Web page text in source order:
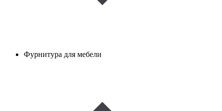
Фурнитура для мебели